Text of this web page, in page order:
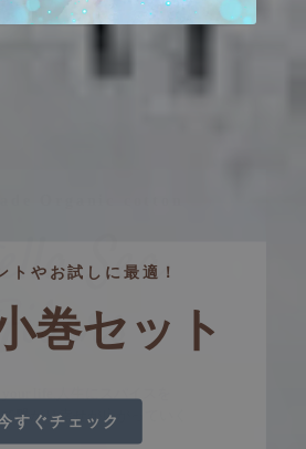
トやお試しに最適！
巻セット
すぐチェック